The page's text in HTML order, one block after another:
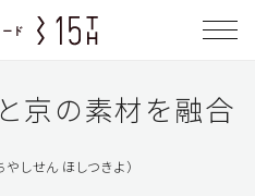
京の素材を融合
やしせん ほしつきよ）